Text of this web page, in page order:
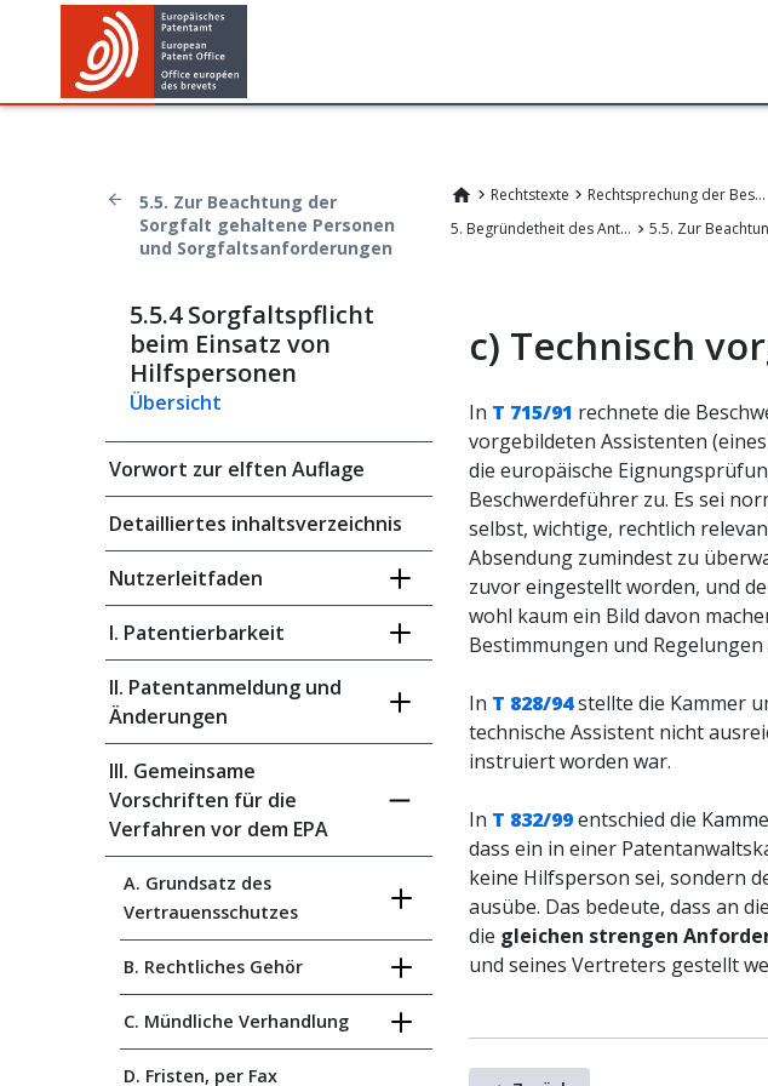
5.5. Zur Beachtung der
Sorgfalt gehaltene Personen
und Sorgfaltsanforderungen
Rechtstexte Rechtsprechung der Beschwerdekammern des EPA
5. Begründetheit des Antrags auf Wiedereinsetzung in den vorigen Stand
5.5.4 Sorgfaltspflicht
beim Einsatz von
Hilfspersonen
Übersicht
Vorwort zur elften Auflage
Detailliertes inhaltsverzeichnis
Nutzerleitfaden
I. Patentierbarkeit
II. Patentanmeldung und
Änderungen
III. Gemeinsame
Vorschriften für die
Verfahren vor dem EPA
A. Grundsatz des
Vertrauensschutzes
B. Rechtliches Gehör
C. Mündliche Verhandlung
D. Fristen, per Fax
c) Technisch
In T 715/91 rechnete die
vorgebildeten Assistenten
die europäische
Beschwerdeführer zu. Es sei
selbst, wichtige, rechtlich
Absendung zumindest zu
zuvor eingestellt worden, und
wohl kaum ein Bild davon
Bestimmungen und
In T 828/94stellte die Kammer
technische Assistent nicht
instruiert worden war.
In T 832/99entschied die
dass ein in einer
keine Hilfsperson sei, sondern
ausübe. Das bedeute, dass an
die gleichen strengen
und seines Vertreters gestellt